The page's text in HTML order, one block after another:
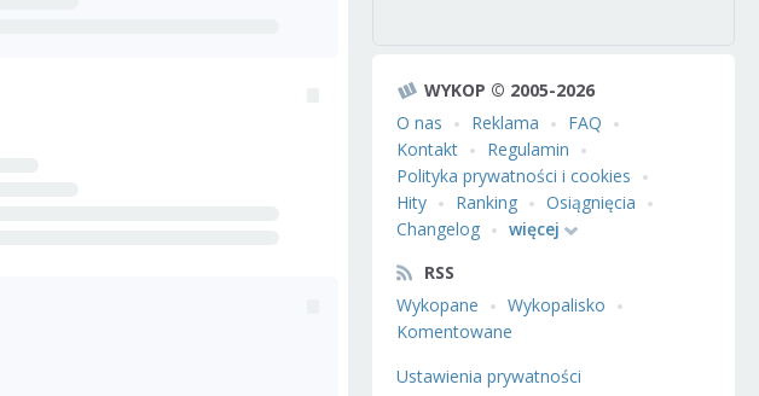
WYKOP © 2005-2026
O nas
Reklama
FAQ
Kontakt
Regulamin
Polityka prywatności i cookies
Hity
Ranking
Osiągnięcia
Changelog
więcej
RSS
Wykopane
Wykopalisko
Komentowane
Ustawienia prywatności